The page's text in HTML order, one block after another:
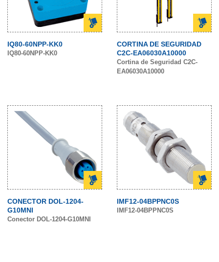
IQ80-60NPP-KK0
IQ80-60NPP-KK0
CORTINA DE SEGURIDAD
C2C-EA06030A10000
Cortina de Seguridad C2C-
EA06030A10000
CONECTOR DOL-1204-
G10MNI
Conector DOL-1204-G10MNI
IMF12-04BPPNC0S
IMF12-04BPPNC0S